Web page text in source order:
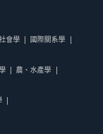
會學 國際關系學
農、水產學